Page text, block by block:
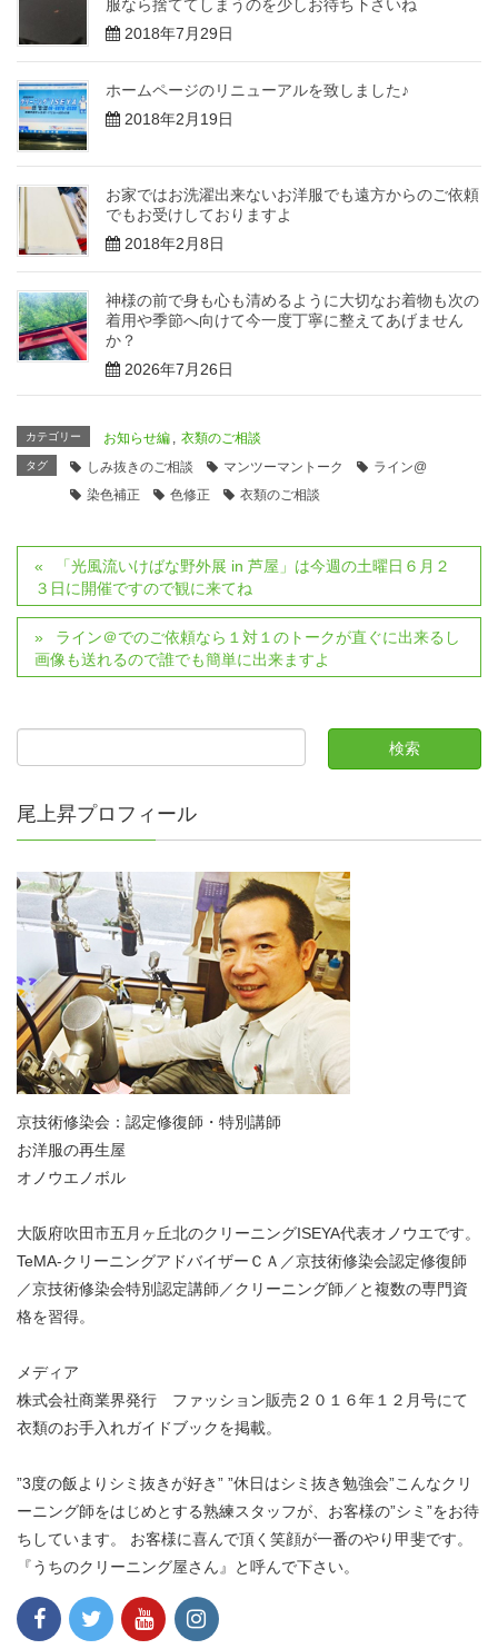
服なら捨ててしまうのを少しお待ち下さいね
2018年7月29日
ホームページのリニューアルを致しました♪
2018年2月19日
お家ではお洗濯出来ないお洋服でも遠方からのご依頼
でもお受けしておりますよ
2018年2月8日
神様の前で身も心も清めるように大切なお着物も次の
着用や季節へ向けて今一度丁寧に整えてあげません
か？
2026年7月26日
カテゴリー お知らせ編 , 衣類のご相談
タグ しみ抜きのご相談 マンツーマントーク
ライン@
染色補正
色修正 衣類のご相談
「光風流いけばな野外展 in 芦屋」は今週の土曜日６月２
３日に開催ですので観に来てね
ライン＠でのご依頼なら１対１のトークが直ぐに出来るし
画像も送れるので誰でも簡単に出来ますよ
尾上昇プロフィール
京技術修染会：認定修復師・特別講師
お洋服の再生屋
オノウエノボル
大阪府吹田市五月ヶ丘北のクリーニングISEYA代表オノウエです。
TeMA-クリーニングアドバイザーＣＡ／京技術修染会認定修復師
／京技術修染会特別認定講師／クリーニング師／と複数の専門資
格を習得。
メディア
株式会社商業界発行 ファッション販売２０１６年１２月号にて
衣類のお手入れガイドブックを掲載。
”3度の飯よりシミ抜きが好き” ”休日はシミ抜き勉強会”こんなクリ
ーニング師をはじめとする熟練スタッフが、お客様の”シミ”をお待
ちしています。 お客様に喜んで頂く笑顔が一番のやり甲斐です。
『うちのクリーニング屋さん』と呼んで下さい。